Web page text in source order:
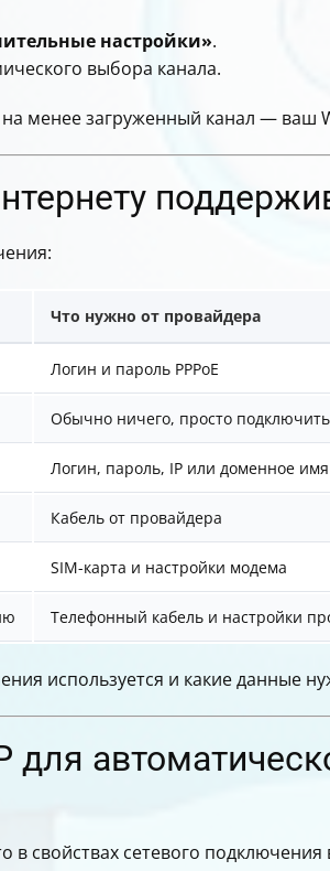
настройки».
выбора канала.
менее загруженный канал — ваш
Что нужно от провайдера
Логин и пароль PPPoE
Обычно ничего, просто
Логин, пароль, IP или доменное имя
Кабель от провайдера
SIM-карта и настройки модема
Телефонный кабель и настройки
используется и какие данные
в свойствах сетевого